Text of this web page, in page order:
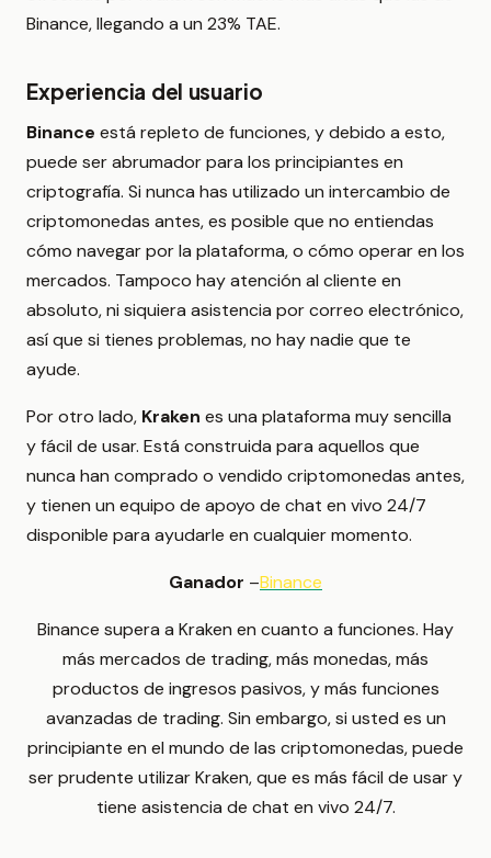
Binance, llegando a un 23% TAE.
Experiencia del usuario
Binance está repleto de funciones, y debido a esto,
puede ser abrumador para los principiantes en
criptografía. Si nunca has utilizado un intercambio de
criptomonedas antes, es posible que no entiendas
cómo navegar por la plataforma, o cómo operar en los
mercados. Tampoco hay atención al cliente en
absoluto, ni siquiera asistencia por correo electrónico,
así que si tienes problemas, no hay nadie que te
ayude.
Por otro lado, Kraken es una plataforma muy sencilla
y fácil de usar. Está construida para aquellos que
nunca han comprado o vendido criptomonedas antes,
y tienen un equipo de apoyo de chat en vivo 24/7
disponible para ayudarle en cualquier momento.
Ganador –Binance
Binance supera a Kraken en cuanto a funciones. Hay
más mercados de trading, más monedas, más
productos de ingresos pasivos, y más funciones
avanzadas de trading. Sin embargo, si usted es un
principiante en el mundo de las criptomonedas, puede
ser prudente utilizar Kraken, que es más fácil de usar y
tiene asistencia de chat en vivo 24/7.